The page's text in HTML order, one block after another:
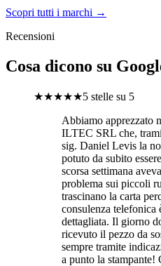
Scopri tutti i marchi →
Recensioni
Cosa dicono su
★★★★★5 stelle su 5
Abbiamo apprezzato
ILTEC SRL che,
sig. Daniel Levis la
potuto da subito
scorsa settimana
problema sui piccoli
trascinano la carta
consulenza telefonica
dettagliata. Il giorno
ricevuto il pezzo da
sempre tramite
a punto la